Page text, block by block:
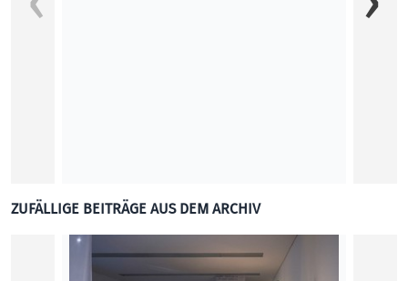
ZUFÄLLIGE BEITRÄGE AUS DEM ARCHIV